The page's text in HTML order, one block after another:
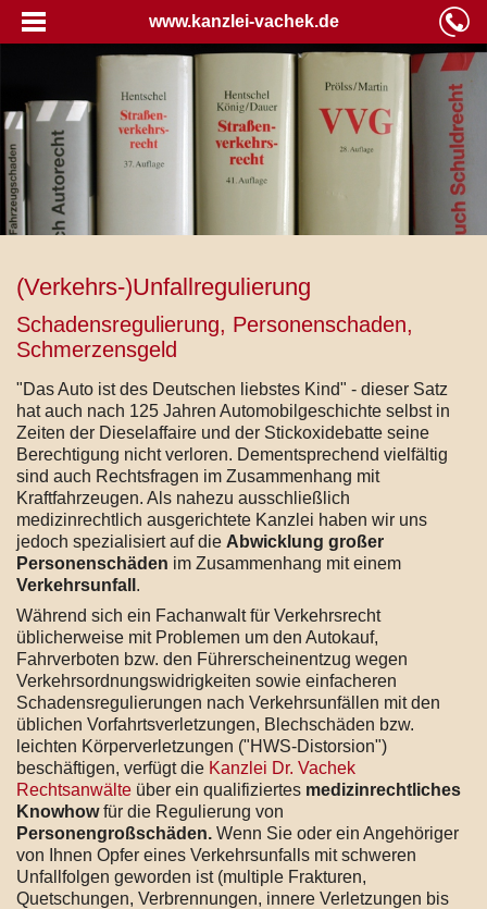
www.kanzlei-vachek.de
(Verkehrs-)Unfallregulierung
Schadensregulierung, Personenschaden,
Schmerzensgeld
"Das Auto ist des Deutschen liebstes Kind" - dieser Satz
hat auch nach 125 Jahren Automobilgeschichte selbst in
Zeiten der Dieselaffaire und der Stickoxidebatte seine
Berechtigung nicht verloren. Dementsprechend vielfältig
sind auch Rechtsfragen im Zusammenhang mit
Kraftfahrzeugen. Als nahezu ausschließlich
medizinrechtlich ausgerichtete Kanzlei haben wir uns
jedoch spezialisiert auf die Abwicklung großer
Personenschäden im Zusammenhang mit einem
Verkehrsunfall .
Während sich ein Fachanwalt für Verkehrsrecht
üblicherweise mit Problemen um den Autokauf,
Fahrverboten bzw. den Führerscheinentzug wegen
Verkehrsordnungswidrigkeiten sowie einfacheren
Schadensregulierungen nach Verkehrsunfällen mit den
üblichen Vorfahrtsverletzungen, Blechschäden bzw.
leichten Körperverletzungen ("HWS-Distorsion")
beschäftigen, verfügt die Kanzlei Dr. Vachek
Rechtsanwälte über ein qualifiziertes medizinrechtliches
Knowhowfür die Regulierung von
Personengroßschäden. Wenn Sie oder ein Angehöriger
von Ihnen Opfer eines Verkehrsunfalls mit schweren
Unfallfolgen geworden ist (multiple Frakturen,
Quetschungen, Verbrennungen, innere Verletzungen bis